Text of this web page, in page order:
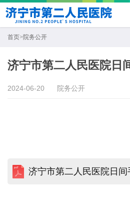
首页>院务公开
济宁市第二人民医院日
2024-06-20 院务公开
济宁市第二人民医院日